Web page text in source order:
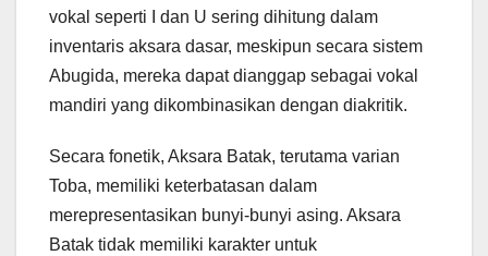
vokal seperti I dan U sering dihitung dalam
inventaris aksara dasar, meskipun secara sistem
Abugida, mereka dapat dianggap sebagai vokal
mandiri yang dikombinasikan dengan diakritik.
Secara fonetik, Aksara Batak, terutama varian
Toba, memiliki keterbatasan dalam
merepresentasikan bunyi-bunyi asing. Aksara
Batak tidak memiliki karakter untuk